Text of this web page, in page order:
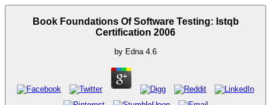
Book Foundations Of Software Testing: Istqb
Certification 2006
by Edna 4.6